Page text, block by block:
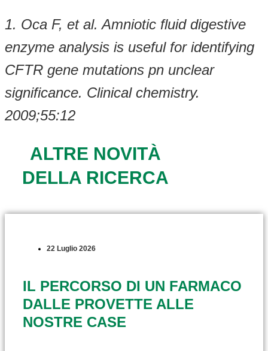
1. Oca F, et al. Amniotic fluid digestive
enzyme analysis is useful for identifying
CFTR gene mutations pn unclear
significance. Clinical chemistry.
2009;55:12
ALTRE NOVITÀ
DELLA RICERCA
22 Luglio 2026
IL PERCORSO DI UN FARMACO
DALLE PROVETTE ALLE
NOSTRE CASE